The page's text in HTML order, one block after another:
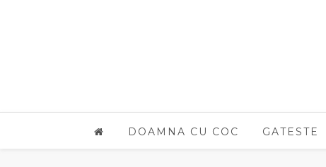
DOAMNA CU COC GATESTE